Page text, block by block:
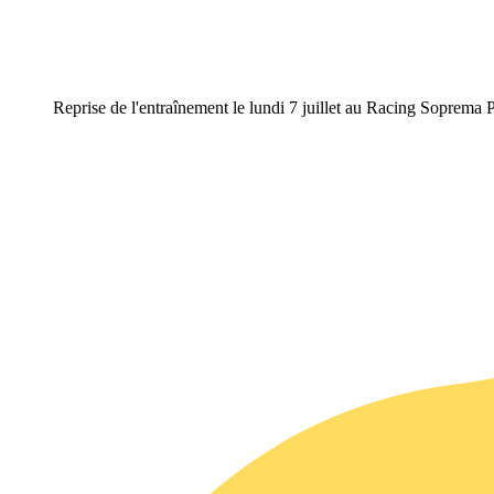
Reprise de l'entraînement le lundi 7 juillet au Racing Soprema